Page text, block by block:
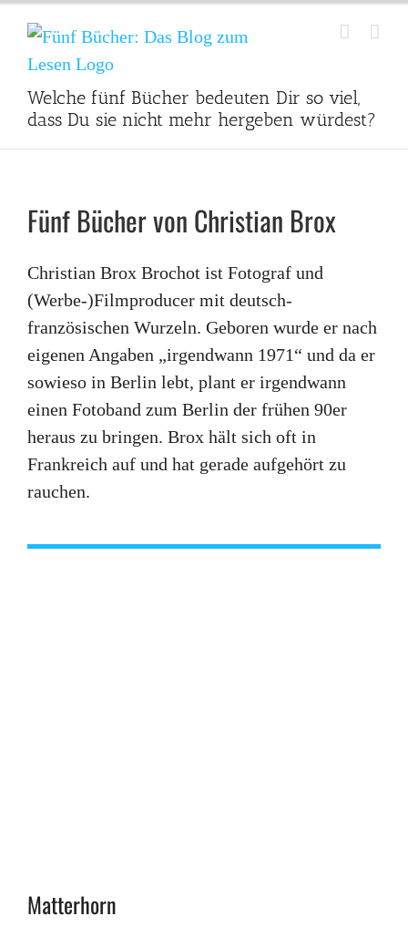
Inhalt
springen
Welche fünf Bücher bedeuten Dir so viel,
dass Du sie nicht mehr hergeben würdest?
Fünf Bücher von Christian Brox
Christian Brox Brochot ist Fotograf und
(Werbe-)Filmproducer mit deutsch-
französischen Wurzeln. Geboren wurde er nach
eigenen Angaben „irgendwann 1971“ und da er
sowieso in Berlin lebt, plant er irgendwann
einen Fotoband zum Berlin der frühen 90er
heraus zu bringen. Brox hält sich oft in
Frankreich auf und hat gerade aufgehört zu
rauchen.
Matterhorn